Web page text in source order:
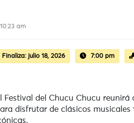
am
Finaliza: julio 18, 2026 7:00 pm
Festival del Chucu Chucu reunirá
disfrutar de clásicos musicales